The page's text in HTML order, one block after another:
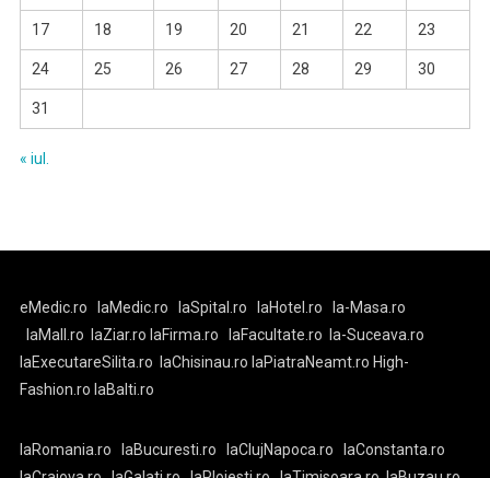
17 18 19 20 21 22 23
24 25 26 27 28 29 30
31
« iul.
eMedic.ro laMedic.ro laSpital.ro laHotel.ro
la-Masa.ro
laMall.ro
laZiar.ro laFirma.ro laFacultate.ro
la-Suceava.ro
laExecutareSilita.ro
laChisinau.ro laPiatraNeamt.ro High-
Fashion.ro laBalti.ro
laRomania.ro laBucuresti.ro laClujNapoca.ro
laConstanta.ro